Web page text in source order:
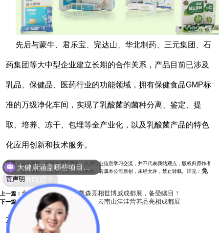
先后与蒙牛、君乐宝、完达山、华北制药、三元集团、石
药集团等大中型企业建立长期的合作关系，产品目前已涉及
乳品、保健品、医药行业的功能领域，拥有保健食品GMP标
准的万级净化车间，实现了乳酸菌的菌种分离、鉴定、提
取、培养、冻干、包埋等全产业化，以及乳酸菌产品的特色
化应用创新和技术服务。
声明：部分图片、文章来源于网络，仅供行业信息学习交流，并不代表我站观点，版权归原作者
所有，如有侵权，请及时与我司联系删除。若属本公司原创，未经允许，禁止转载。详见： 免
责声明
上一篇： 金诞生物科技携爱福凯森亮相世博威成都展，备受瞩目！
下一篇：源于大自然的健康产品——云南山洼洼营养品亮相成都展
相关栏目
大健康涵盖哪些项目呢？
咨询电话？